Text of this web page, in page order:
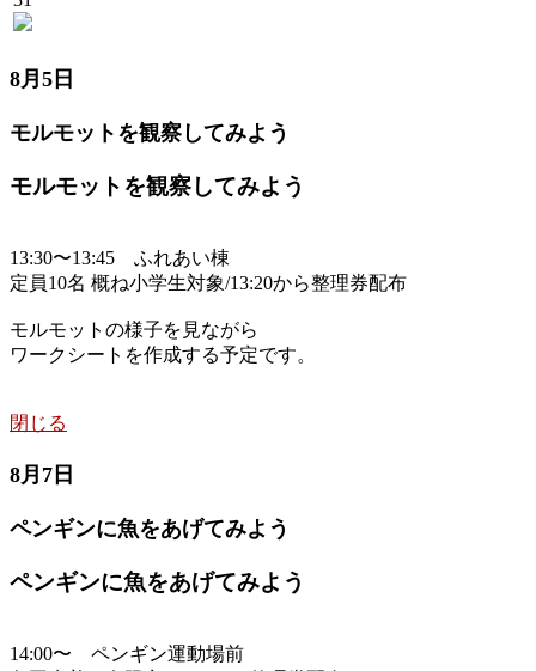
8月5日
モルモットを観察してみよう
モルモットを観察してみよう
13:30〜13:45 ふれあい棟
定員10名 概ね小学生対象/13:20から整理券配布
モルモットの様子を見ながら
ワークシートを作成する予定です。
閉じる
8月7日
ペンギンに魚をあげてみよう
ペンギンに魚をあげてみよう
14:00〜 ペンギン運動場前